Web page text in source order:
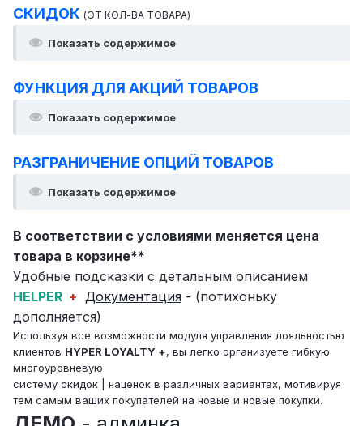
СКИДОК (ОТ КОЛ-ВА ТОВАРА)
Показать содержимое
ФУНКЦИЯ ДЛЯ АКЦИЙ ТОВАРОВ
Показать содержимое
РАЗГРАНИЧЕНИЕ ОПЦИЙ ТОВАРОВ
Показать содержимое
В соответствии с условиями меняется цена
товара в корзине**
Удобные подсказки с детальным описанием
HELPER + Документация - (потихоньку
дополняется)
Используя все возможности модуля управления лояльностью
клиентов HYPER LOYALTY +, вы легко организуете гибкую
многоуровневую
систему скидок | наценок в различных вариантах, мотивируя
тем самым ваших покупателей на новые и новые покупки.